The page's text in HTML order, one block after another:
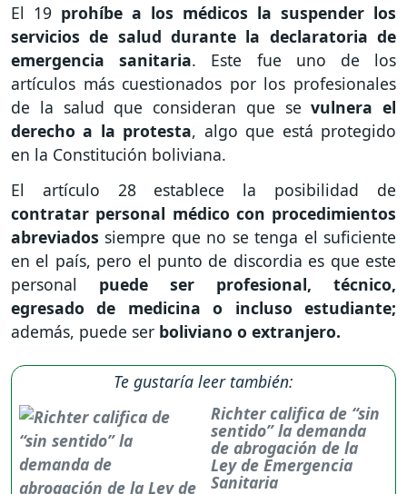
El 19 prohíbe a los médicos la suspender los
servicios de salud durante la declaratoria de
emergencia sanitaria. Este fue uno de los
artículos más cuestionados por los profesionales
de la salud que consideran que sevulnera el
derecho a la protesta, algo que está protegido
en la Constitución boliviana.
El artículo 28 establece la posibilidad de
contratar personal médico con procedimientos
abreviados siempre que no se tenga el suficiente
en el país, pero el punto de discordia es que este
personal puede ser profesional, técnico,
egresado de medicina o incluso estudiante;
además, puede ser boliviano o extranjero.
Te gustaría leer también:
Richter califica de “sin
sentido” la demanda
de abrogación de la
Ley de Emergencia
Sanitaria